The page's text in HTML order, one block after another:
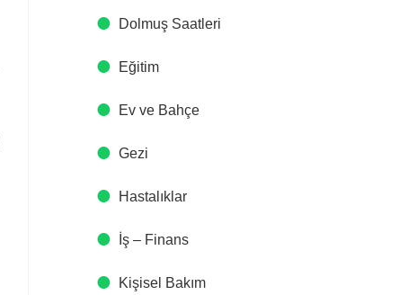
Dolmuş Saatleri
Eğitim
Ev ve Bahçe
Gezi
Hastalıklar
İş – Finans
Kişisel Bakım